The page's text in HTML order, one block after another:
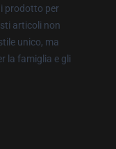
prodotto per
articoli non
unico, ma
la famiglia e gli